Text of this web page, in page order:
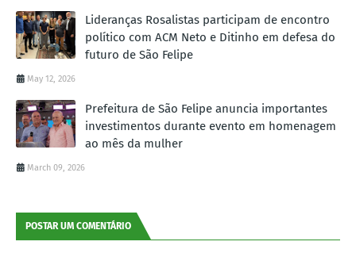
Lideranças Rosalistas participam de encontro
político com ACM Neto e Ditinho em defesa do
futuro de São Felipe
May 12, 2026
Prefeitura de São Felipe anuncia importantes
investimentos durante evento em homenagem
ao mês da mulher
March 09, 2026
POSTAR UM COMENTÁRIO